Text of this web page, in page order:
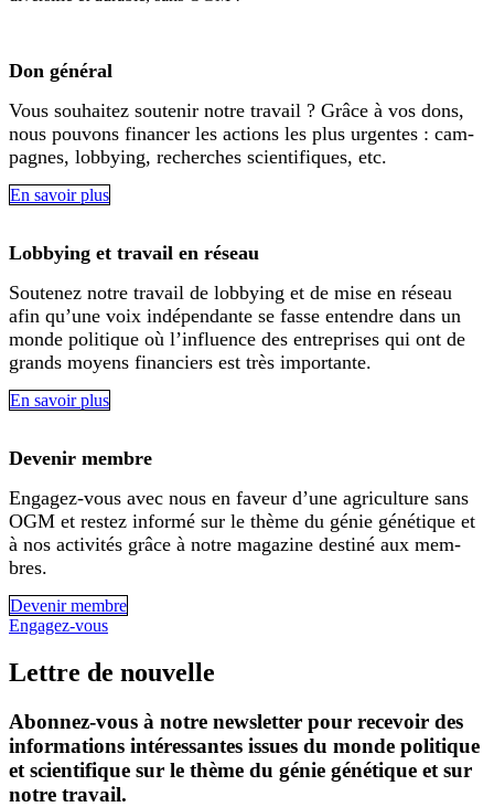
Don général
Vous sou­hai­tez sou­te­nir not­re tra­vail ? Grâ­ce à vos dons,
nous pou­vons finan­cer les actions les plus urgen­tes : cam­
pa­gnes, lob­by­ing, recher­ches sci­en­ti­fi­ques, etc.
En savoir plus
Lobbying et travail en réseau
Sou­te­n­ez not­re tra­vail de lob­by­ing et de mise en réseau
afin qu’u­ne voix indé­pen­dan­te se fas­se entendre dans un
mon­de poli­tique où l’in­fluence des ent­re­pri­ses qui ont de
grands moy­ens finan­ciers est très importan­te.
En savoir plus
Devenir membre
Enga­gez-vous avec nous en faveur d’u­ne agri­cul­tu­re sans
OGM et restez infor­mé sur le thè­me du génie géné­tique et
à nos acti­vi­tés grâ­ce à not­re maga­zi­ne desti­né aux mem­
bres.
Deve­nir membre
Enga­gez-vous
Lettre de nouvelle
Abonnez-vous à notre newsletter pour recevoir des
informations intéressantes issues du monde politique
et scientifique sur le thème du génie génétique et sur
notre travail.